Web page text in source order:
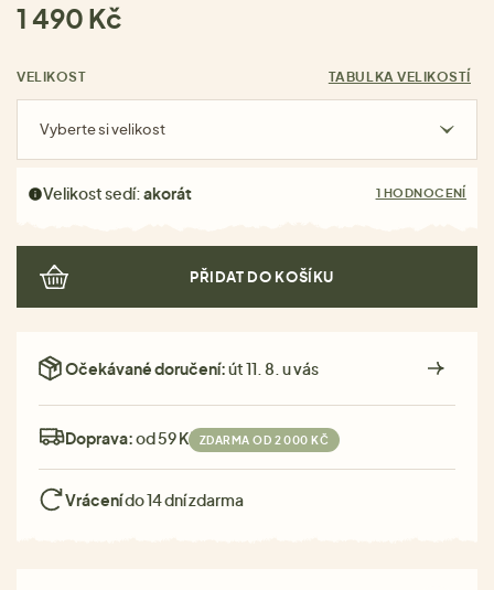
1 490 Kč
VELIKOST TABULKA VELIKOSTÍ
Vyberte si velikost
Velikost sedí:akorát 1 HODNOCENÍ
PŘIDAT DO KOŠÍKU
Očekávané doručení:út 11. 8. u vás
Doprava:od 59 Kč ZDARMA OD 2 000 KČ
Vrácenído 14 dní zdarma